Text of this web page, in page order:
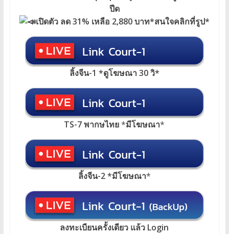
ปีด
เปิดตัว ลด 31% เหลือ 2,880 บาท*สนใจคลิกที่รูป*
ลิ้งจีน-1 *ดูโฆษณา 30 วิ*
TS-7 พากษไทย*มีโฆษณา*
ลิ้งจีน-2 *มีโฆษณา*
ลงทะเบียนครั้งเดียว แล้ว Login